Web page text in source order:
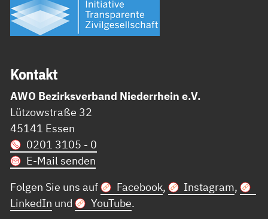
Kon­takt
AWO Bezirksverband Niederrhein e.V.
Lützowstraße 32
45141 Essen
0201 3105 - 0
E-Mail senden
Folgen Sie uns auf
Facebook, Instagram,
LinkedIn und YouTube.